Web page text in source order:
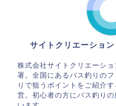
サイトクリエーショ
株式会社サイトクリエーシ
署。全国にあるバス釣りの
りで狙うポイントをご紹介
営。初心者の方にバス釣り